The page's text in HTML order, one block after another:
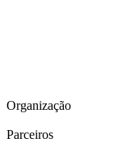
Organização
Parceiros